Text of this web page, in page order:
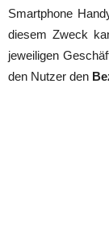
Smartphone
diesem Zweck
jeweiligen
den Nutzer den